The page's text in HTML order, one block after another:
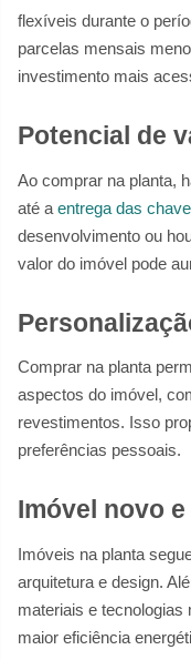
flexíveis durante o
parcelas mensais
investimento mais
Potencial de
Ao comprar na planta,
até a entrega das
desenvolvimento ou
valor do imóvel pode
Comprar na planta
aspectos do imóvel,
revestimentos. Isso
preferências pessoais.
Imóvel novo
Imóveis na planta
arquitetura e design.
materiais e tecnologias
maior eficiência